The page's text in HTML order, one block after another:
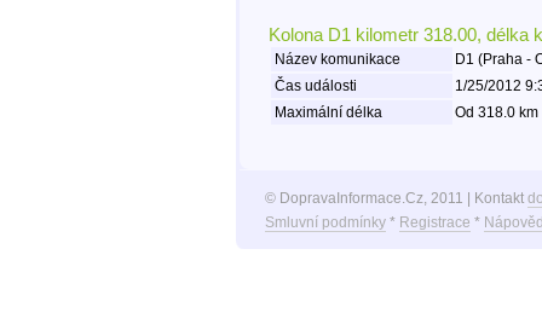
Kolona D1 kilometr 318.00, délka
Název komunikace
D1 (Praha -
Čas události
1/25/2012
Maximální délka
Od 318.0
© DopravaInformace.Cz, 2011 | Kontakt
Smluvní podmínky* Registrace *